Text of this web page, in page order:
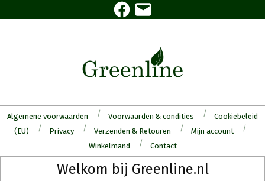
to
Facebook
E-
mail
Algemene voorwaarden Voorwaarden & condities
Cookiebeleid
(EU)
Privacy Verzenden & Retouren
Mijn account
Winkelmand
Contact
Welkom bij Greenline.nl